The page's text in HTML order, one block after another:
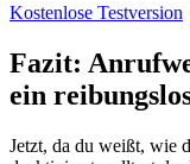
Kostenlose Testversion
Fazit:
ein
Jetzt, da du weißt, wie